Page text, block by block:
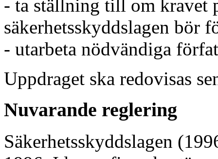
- ta ställning till om kravet
säkerhetsskyddslagen bör
- utarbeta nödvändiga
Uppdraget ska redovisas
Nuvarande reglering
Säkerhetsskyddslagen